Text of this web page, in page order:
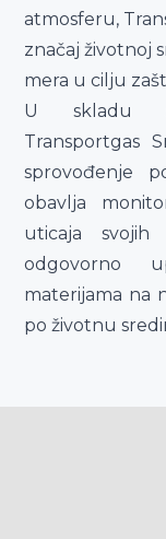
atmosferu,
značaj životnoj
mera u cilјu
U skladu
Transportgas
sprovođenje
obavlјa
uticaja svojih
odgovorno
materijama na
po životnu